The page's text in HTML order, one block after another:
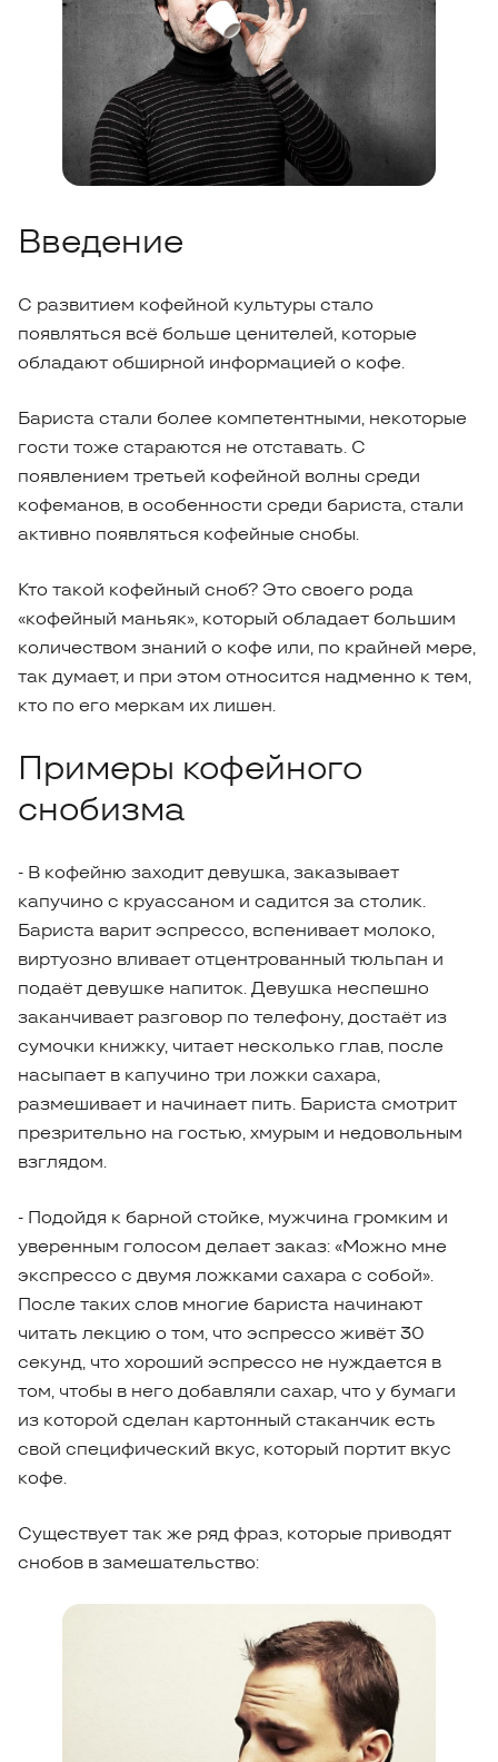
Введение
С развитием кофейной культуры стало
появляться всё больше ценителей, которые
обладают обширной информацией о кофе.
Бариста стали более компетентными, некоторые
гости тоже стараются не отставать. С
появлением третьей кофейной волны среди
кофеманов, в особенности среди бариста, стали
активно появляться кофейные снобы.
Кто такой кофейный сноб? Это своего рода
«кофейный маньяк», который обладает большим
количеством знаний о кофе или, по крайней мере,
так думает, и при этом относится надменно к тем,
кто по его меркам их лишен.
Примеры кофейного
снобизма
- В кофейню заходит девушка, заказывает
капучино с круассаном и садится за столик.
Бариста варит эспрессо, вспенивает молоко,
виртуозно вливает отцентрованный тюльпан и
подаёт девушке напиток. Девушка неспешно
заканчивает разговор по телефону, достаёт из
сумочки книжку, читает несколько глав, после
насыпает в капучино три ложки сахара,
размешивает и начинает пить. Бариста смотрит
презрительно на гостью, хмурым и недовольным
взглядом.
- Подойдя к барной стойке, мужчина громким и
уверенным голосом делает заказ: «Можно мне
экспрессо с двумя ложками сахара с собой».
После таких слов многие бариста начинают
читать лекцию о том, что эспрессо живёт 30
секунд, что хороший эспрессо не нуждается в
том, чтобы в него добавляли сахар, что у бумаги
из которой сделан картонный стаканчик есть
свой специфический вкус, который портит вкус
кофе.
Существует так же ряд фраз, которые приводят
снобов в замешательство: